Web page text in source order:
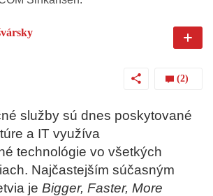
(2)
služby sú dnes poskytované
a IT využíva
technológie vo všetkých
Najčastejším súčasným
je Bigger, Faster, More